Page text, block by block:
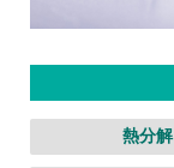
熱分解